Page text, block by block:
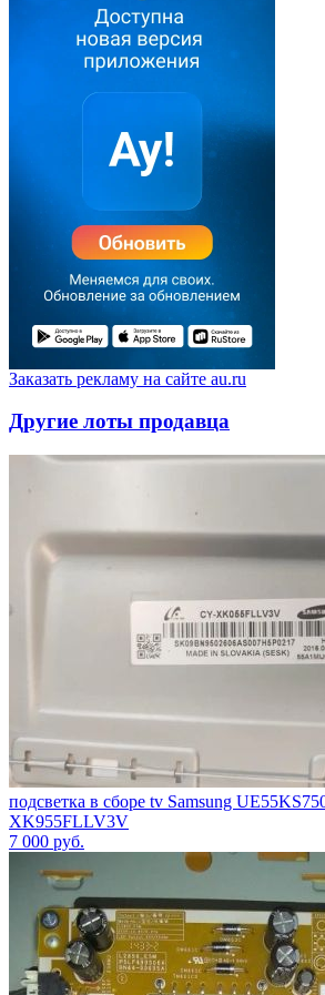
Заказать рекламу на сайте au.ru
Другие лоты продавца
подсветка в сборе tv Samsung
XK955FLLV3V
7 000 руб.